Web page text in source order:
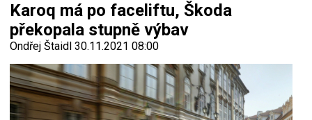
Karoq má po faceliftu, Škoda
překopala stupně výbav
Ondřej Štaidl 30.11.2021 08:00